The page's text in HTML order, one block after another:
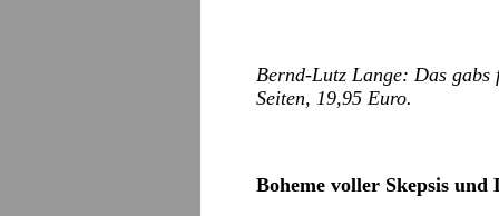
Bernd-Lutz Lange: Das
Seiten, 19,95 Euro.
Boheme voller Skepsis und